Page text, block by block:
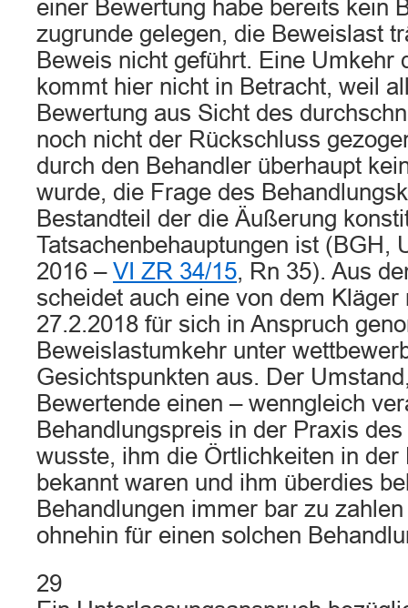
einer Bewertung habe bereits kein
zugrunde gelegen, die Beweislast
Beweis nicht geführt. Eine Umkehr
kommt hier nicht in Betracht, weil
Bewertung aus Sicht des
noch nicht der Rückschluss
durch den Behandler überhaupt
wurde, die Frage des
Bestandteil der die Äußerung
Tatsachenbehauptungen ist (BGH,
2016 – VI ZR 34/15, Rn 35). Aus
scheidet auch eine von dem
27.2.2018 für sich in Anspruch
Beweislastumkehr unter
Gesichtspunkten aus. Der
Bewertende einen – wenngleich
Behandlungspreis in der Praxis
wusste, ihm die Örtlichkeiten in
bekannt waren und ihm überdies
Behandlungen immer bar zu
ohnehin für einen solchen
29